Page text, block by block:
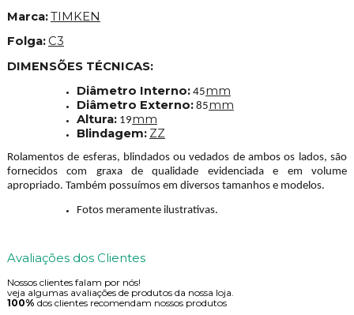
Marca:TIMKEN
Folga:C3
DIMENSÕES TÉCNICAS:
Diâmetro Interno:45mm
Diâmetro Externo:85mm
Altura:19mm
Blindagem: ZZ
Rolamentos de esferas, blindados ou vedados de ambos os lados, são
fornecidos com graxa de qualidade evidenciada e em volume
apropriado. Também possuímos em diversos tamanhos e modelos.
Fotos meramente ilustrativas.
Avaliações dos Clientes
Nossos clientes falam por nós!
veja algumas avaliações de produtos da nossa loja.
100% dos clientes recomendam nossos produtos